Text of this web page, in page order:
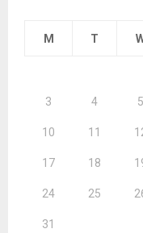
M T
3 4 5
10 11
17 18
24 25
31